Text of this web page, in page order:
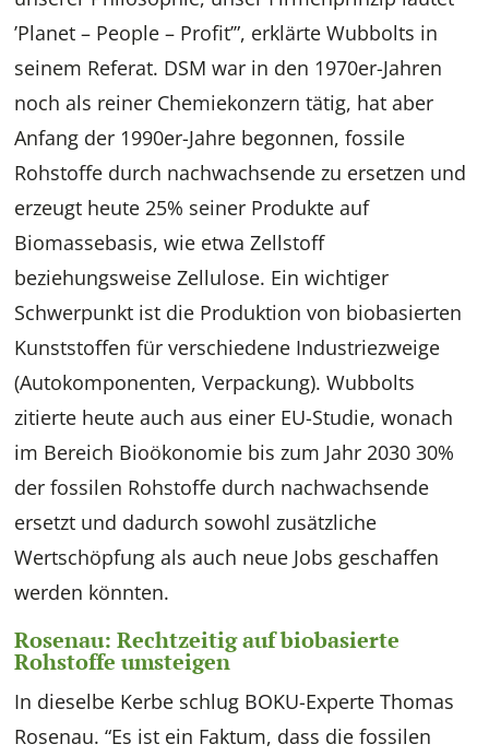
’Planet – People – Profit’”, erklärte Wubbolts in
seinem Referat. DSM war in den 1970er-Jahren
noch als reiner Chemiekonzern tätig, hat aber
Anfang der 1990er-Jahre begonnen, fossile
Rohstoffe durch nachwachsende zu ersetzen und
erzeugt heute 25% seiner Produkte auf
Biomassebasis, wie etwa Zellstoff
beziehungsweise Zellulose. Ein wichtiger
Schwerpunkt ist die Produktion von biobasierten
Kunststoffen für verschiedene Industriezweige
(Autokomponenten, Verpackung). Wubbolts
zitierte heute auch aus einer EU-Studie, wonach
im Bereich Bioökonomie bis zum Jahr 2030 30%
der fossilen Rohstoffe durch nachwachsende
ersetzt und dadurch sowohl zusätzliche
Wertschöpfung als auch neue Jobs geschaffen
werden könnten.
Rosenau: Rechtzeitig auf biobasierte
Rohstoffe umsteigen
In dieselbe Kerbe schlug BOKU-Experte Thomas
Rosenau. “Es ist ein Faktum, dass die fossilen